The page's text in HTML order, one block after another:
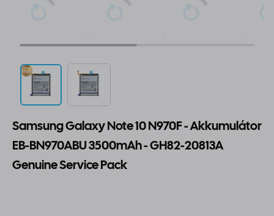
Samsung Galaxy Note 10 N970F - Akkumulátor
EB-BN970ABU 3500mAh - GH82-20813A
Genuine Service Pack